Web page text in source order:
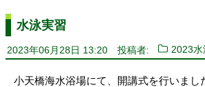
水泳実習
2023年06月28日 13:20 投稿者: 2023水
小天橋海水浴場にて、開講式を行いまし